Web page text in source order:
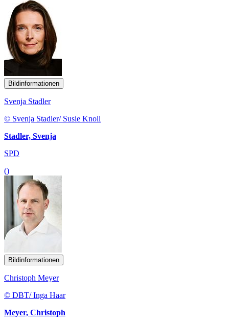
Bildinformationen
Svenja Stadler
© Svenja Stadler/ Susie Knoll
Stadler, Svenja
SPD
()
Bildinformationen
Christoph Meyer
© DBT/ Inga Haar
Meyer, Christoph